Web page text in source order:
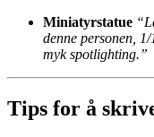
Miniatyrstatue
denne personen,
myk spotlighting.”
Tips for å